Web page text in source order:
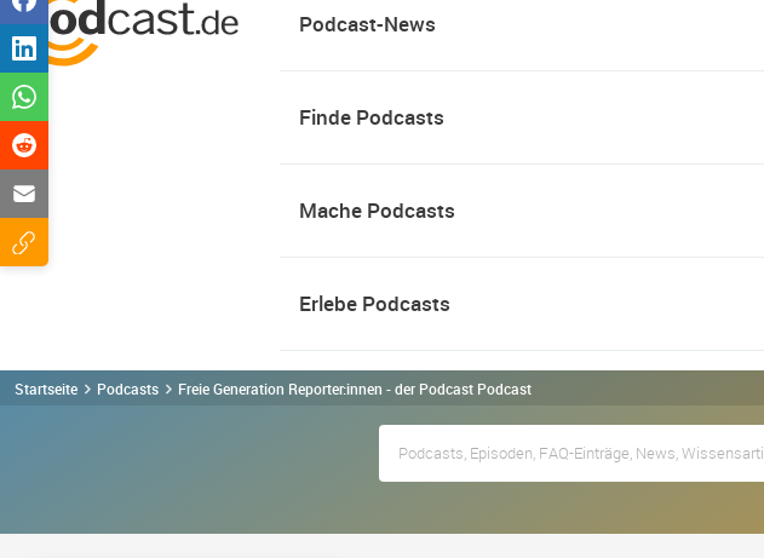
Podcast-News
Finde Podcasts
Mache Podcasts
Erlebe Podcasts
Startseite Podcasts Freie Generation Reporter:innen - der Podcast Podcast